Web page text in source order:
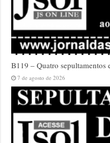
B119 – Quatro sepultamentos
7 de agosto de 2026